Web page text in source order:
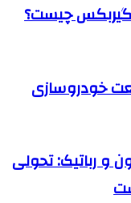
گیربکس چیست؟
خودروسازی
و رباتیک: تحولی